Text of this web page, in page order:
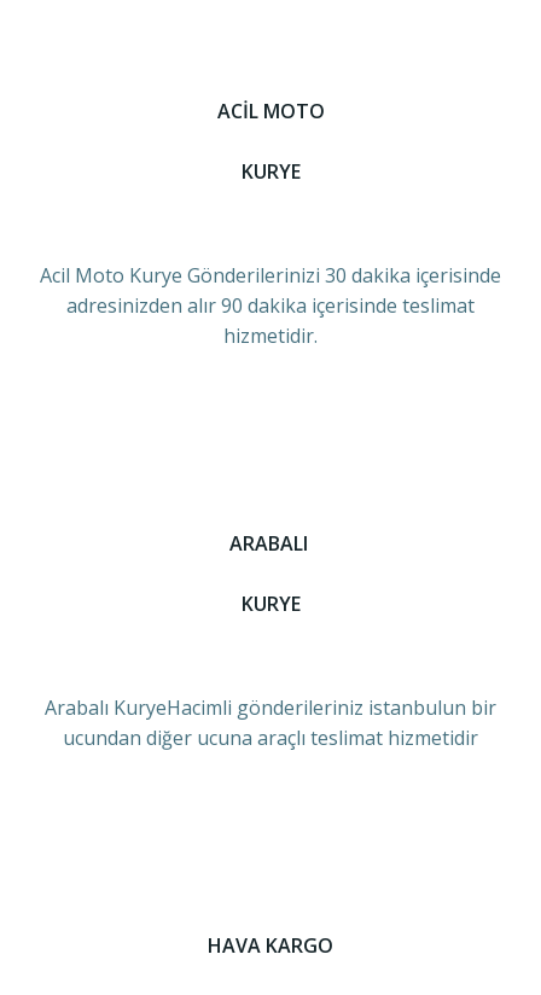
ACİL MOTO
KURYE
Acil Moto Kurye Gönderilerinizi 30 dakika içerisinde
adresinizden alır 90 dakika içerisinde teslimat
hizmetidir.
ARABALI
KURYE
Arabalı KuryeHacimli gönderileriniz istanbulun bir
ucundan diğer ucuna araçlı teslimat hizmetidir
HAVA KARGO